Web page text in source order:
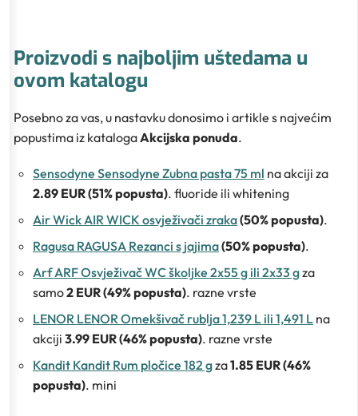
Proizvodi s najboljim uštedama u
ovom katalogu
Posebno za vas, u nastavku donosimo i artikle s najvećim
popustima iz katalogaAkcijska ponuda.
Sensodyne Sensodyne Zubna pasta 75 ml na akciji za
2.89 EUR (51% popusta). fluoride ili whitening
Air Wick AIR WICK osvježivači zraka(50% popusta).
Ragusa RAGUSA Rezanci s jajima(50% popusta).
Arf ARF Osvježivač WC školjke 2x55 g ili 2x33 gza
samo2 EUR (49% popusta). razne vrste
LENOR LENOR Omekšivač rublja 1,239 L ili 1,491 L na
akciji 3.99 EUR (46% popusta). razne vrste
Kandit Kandit Rum pločice 182 gza1.85 EUR (46%
popusta). mini